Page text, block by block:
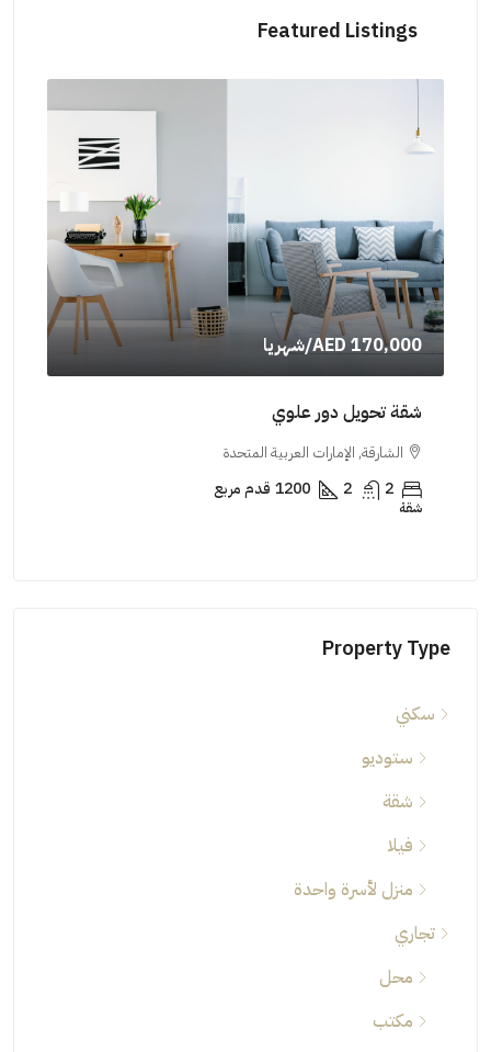
Featured Listings
AED 170,000/شهريا
شقة تحويل دور علوي
الشارقة, الإمارات العربية المتحدة
2
2
1200 قدم مربع
شقة
Property Type
سكني
ستوديو
شقة
فيلا
منزل لأسرة واحدة
تجاري
محل
مكتب